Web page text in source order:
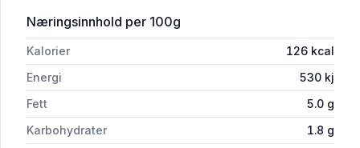
Næringsinnhold for 'Ramsløkskinke 100g Jens Eide'
per 100g
Kalorier 126 kcal
Energi
530 kj
Fett
5.0 g
Karbohydrater
1.8 g